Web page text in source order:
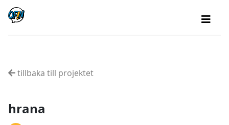
tillbaka till projektet
hrana